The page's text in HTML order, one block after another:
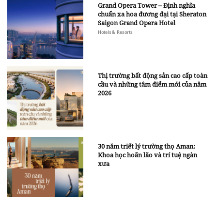
Grand Opera Tower – Định nghĩa
chuẩn xa hoa đương đại tại Sheraton
Saigon Grand Opera Hotel
Hotels & Resorts
Thị trường bất động sản cao cấp toàn
cầu và những tâm điểm mới của năm
2026
30 năm triết lý trường thọ Aman:
Khoa học hoãn lão và trí tuệ ngàn
xưa